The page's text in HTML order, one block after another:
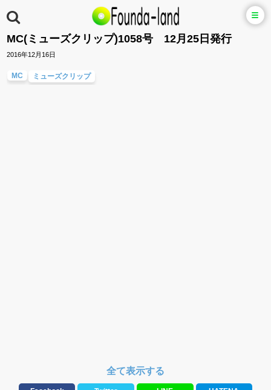
MC(ミューズクリップ)1058号 12月25日発行
2016年12月16日
MC ミューズクリップ
全て表示する